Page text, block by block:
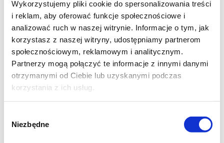
Wykorzystujemy pliki cookie do spersonalizowania treści
i reklam, aby oferować funkcje społecznościowe i
analizować ruch w naszej witrynie. Informacje o tym, jak
korzystasz z naszej witryny, udostępniamy partnerom
społecznościowym, reklamowym i analitycznym.
Partnerzy mogą połączyć te informacje z innymi danymi
otrzymanymi od Ciebie lub uzyskanymi podczas
korzystania z ich usług.
zgody
Niezbędne
przed Wami placuszki kokosowe
s k ł a d n i k i:
- 2/3 szklankimleka kokosowego
- 1 duże jajko
- 1-1,5 szklanki mąki pszennej (jasnej, typ nie
gra roli)
- 1,5 łyżeczki proszku do pieczenia
- 2-3 łyżki wiórków kokosowych (mogą być